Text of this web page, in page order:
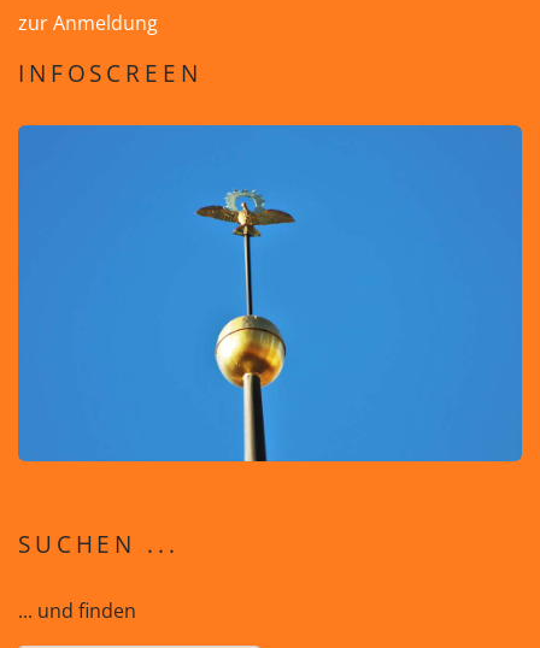
zur Anmeldung
INFOSCREEN
SUCHEN ...
... und finden